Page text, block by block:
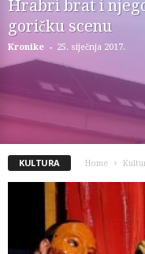
Hrabri brat i
goričku scenu
Kronike - 25. siječnja 2017.
KULTURA Home